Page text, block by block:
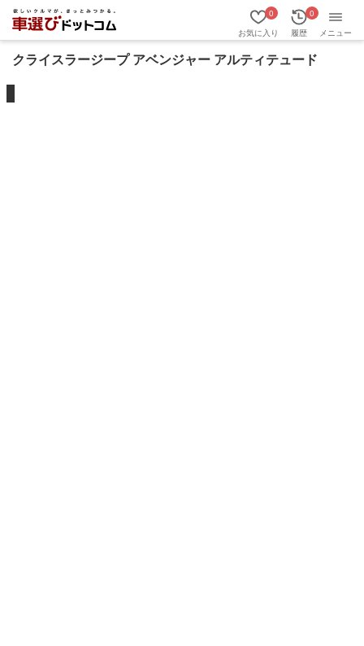
お気に入り
0
履歴
0
メニュー
クライスラージープ アベンジャー アルティテュード